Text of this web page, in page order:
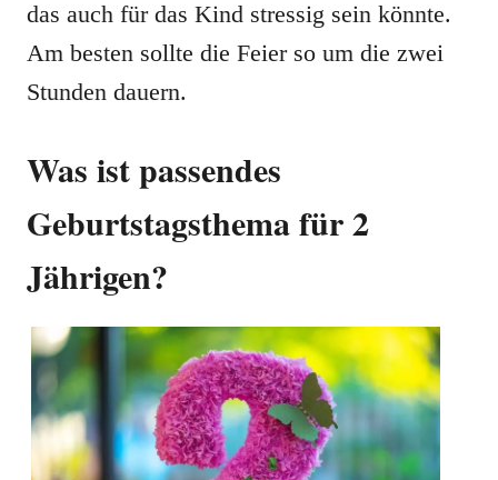
das auch für das Kind stressig sein könnte.
Am besten sollte die Feier so um die zwei
Stunden dauern.
Was ist passendes
Geburtstagsthema für 2
Jährigen?